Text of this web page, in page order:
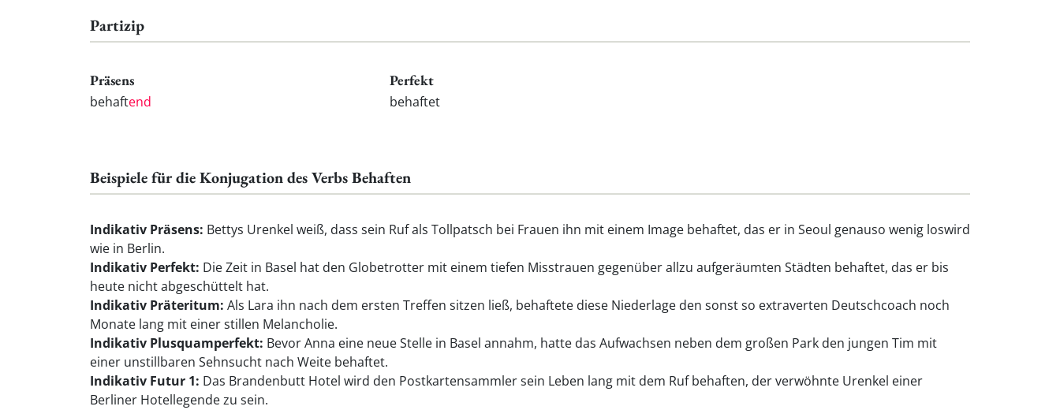
Partizip
Präsens
behaftend
Perfekt
behaftet
Beispiele für die Konjugation des Verbs Behaften
Indikativ Präsens: Bettys Urenkel weiß, dass sein Ruf als Tollpatsch bei Frauen ihn mit einem Image behaftet, das er in Seoul genauso wenig loswird
wie in Berlin.
Indikativ Perfekt: Die Zeit in Basel hat den Globetrotter mit einem tiefen Misstrauen gegenüber allzu aufgeräumten Städten behaftet, das er bis
heute nicht abgeschüttelt hat.
Indikativ Präteritum: Als Lara ihn nach dem ersten Treffen sitzen ließ, behaftete diese Niederlage den sonst so extraverten Deutschcoach noch
Monate lang mit einer stillen Melancholie.
Indikativ Plusquamperfekt: Bevor Anna eine neue Stelle in Basel annahm, hatte das Aufwachsen neben dem großen Park den jungen Tim mit
einer unstillbaren Sehnsucht nach Weite behaftet.
Indikativ Futur 1: Das Brandenbutt Hotel wird den Postkartensammler sein Leben lang mit dem Ruf behaften, der verwöhnte Urenkel einer
Berliner Hotellegende zu sein.